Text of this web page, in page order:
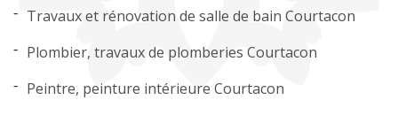
Travaux et rénovation de salle de bain Courtacon
Plombier, travaux de plomberies Courtacon
Peintre, peinture intérieure Courtacon